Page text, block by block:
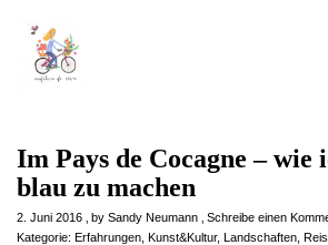
Im Pays de Cocagne – wie
blau zu machen
2. Juni 2016 by Sandy Neumann
Schreibe einen
Kategorie: Erfahrungen Kunst&Kultur, Landschaften